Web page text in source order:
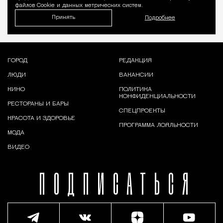
файлов Cookie и данных метрических систем.
Принять Подробнее
ПОДПИСАТЬСЯ
ГОРОД
ЛЮДИ
КИНО
РЕСТОРАНЫ И БАРЫ
КРАСОТА И ЗДОРОВЬЕ
МОДА
ВИДЕО
РЕДАКЦИЯ
ВАКАНСИИ
ПОЛИТИКА
КОНФИДЕНЦИАЛЬНОСТИ
СПЕЦПРОЕКТЫ
ПРОГРАММА ЛОЯЛЬНОСТИ